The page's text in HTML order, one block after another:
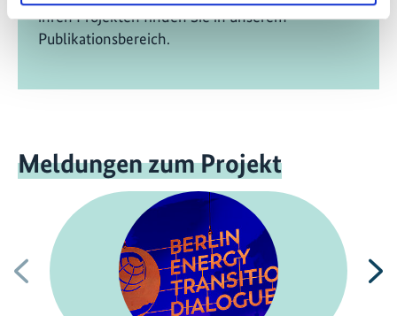
ihren Projekten finden Sie in unserem
Publikationsbereich.
Meldungen zum Projekt
Vorherige